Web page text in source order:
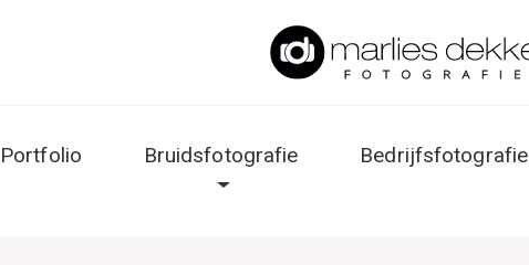
Portfolio Bruidsfotografie Bedrijfsfotografie